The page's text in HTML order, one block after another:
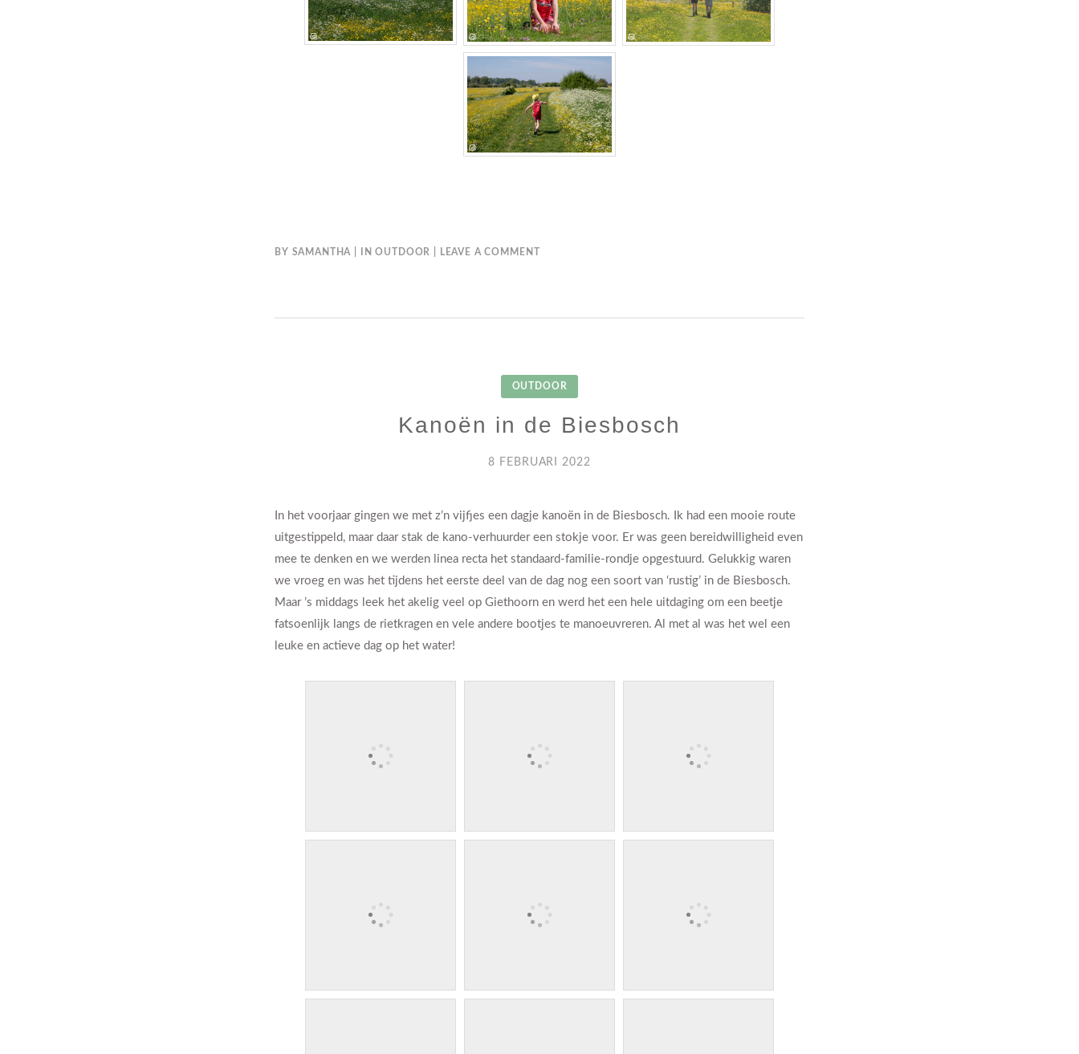
In het voorjaar gingen we met z’n vijfjes een dagje kanoën in de Biesbosch. Ik had een mooie route
uitgestippeld, maar daar stak de kano-verhuurder een stokje voor. Er was geen bereidwilligheid even
mee te denken en we werden linea recta het standaard-familie-rondje opgestuurd. Gelukkig waren
we vroeg en was het tijdens het eerste deel van de dag nog een soort van ‘rustig’ in de Biesbosch.
Maar ’s middags leek het akelig veel op Giethoorn en werd het een hele uitdaging om een beetje
fatsoenlijk langs de rietkragen en vele andere bootjes te manoeuvreren. Al met al was het wel een